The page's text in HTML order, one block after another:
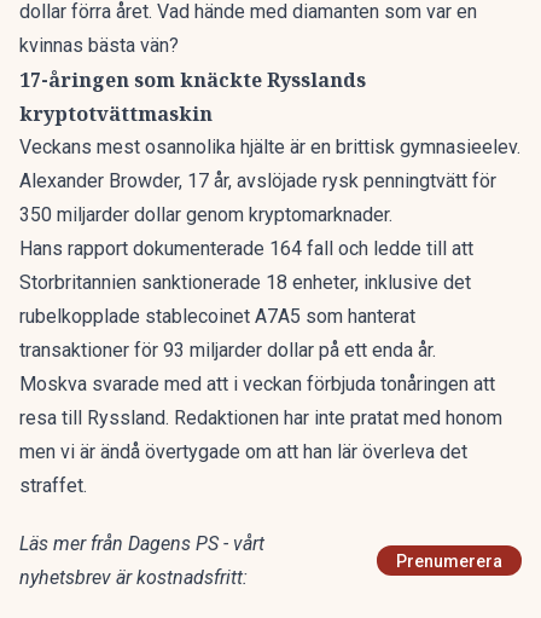
dollar förra året. Vad hände med diamanten som var en
kvinnas bästa vän?
17-åringen som knäckte Rysslands
kryptotvättmaskin
Veckans mest osannolika hjälte är en brittisk gymnasieelev.
Alexander Browder, 17 år, avslöjade rysk penningtvätt för
350 miljarder dollar genom kryptomarknader.
Hans rapport dokumenterade 164 fall och ledde till att
Storbritannien sanktionerade 18 enheter, inklusive det
rubelkopplade stablecoinet A7A5 som hanterat
transaktioner för 93 miljarder dollar på ett enda år.
Moskva svarade med att i veckan förbjuda tonåringen att
resa till Ryssland. Redaktionen har inte pratat med honom
men vi är ändå övertygade om att han lär överleva det
straffet.
Läs mer från Dagens PS - vårt
nyhetsbrev är kostnadsfritt:
Prenumerera